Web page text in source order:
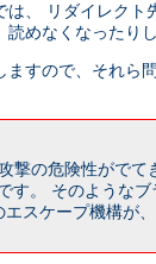
、 リダイレク
めなくなったりし
すので、それら
撃の危険性がでて
す。 そのような
スケープ機構が